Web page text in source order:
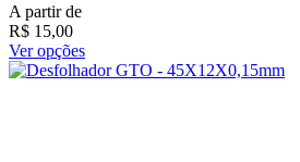
A partir de
R$ 15,00
Ver opções